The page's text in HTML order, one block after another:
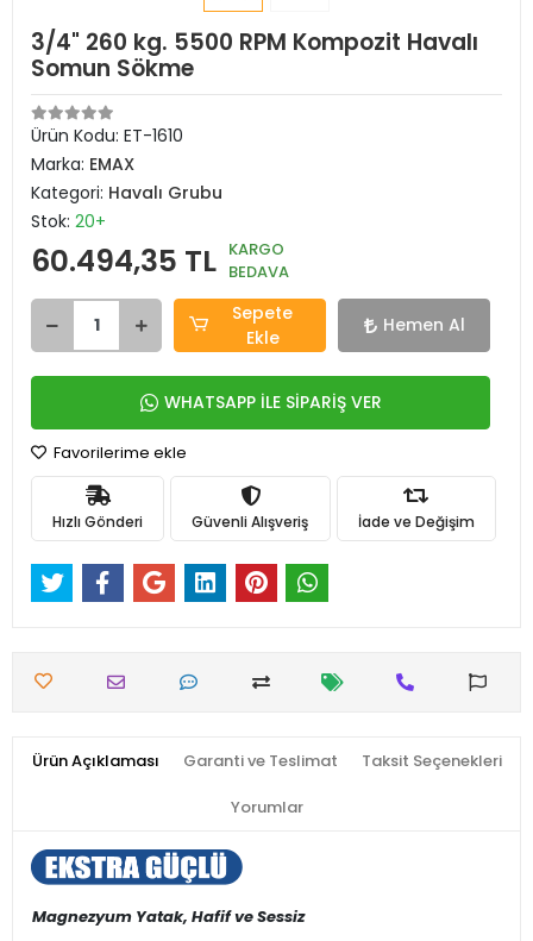
3/4" 260 kg. 5500 RPM Kompozit Havalı
Somun Sökme
Ürün Kodu: ET-1610
Marka: EMAX
Kategori: Havalı Grubu
Stok: 20+
60.494,35 TL KARGO
BEDAVA
Sepete
Ekle
Hemen Al
WHATSAPP İLE SİPARİŞ VER
Favorilerime ekle
Hızlı Gönderi Güvenli Alışveriş İade ve Değişim
Ürün Açıklaması Garanti ve Teslimat Taksit Seçenekleri
Yorumlar
Magnezyum Yatak, Hafif ve Sessiz